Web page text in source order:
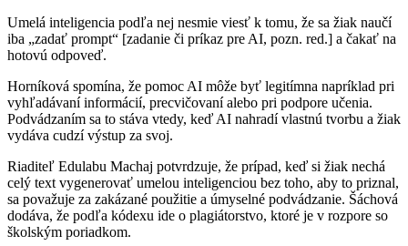
Umelá inteligencia podľa nej nesmie viesť k tomu, že sa žiak naučí
iba „zadať prompt“ [zadanie či príkaz pre AI, pozn. red.] a čakať na
hotovú odpoveď.
Horníková spomína, že pomoc AI môže byť legitímna napríklad pri
vyhľadávaní informácií, precvičovaní alebo pri podpore učenia.
Podvádzaním sa to stáva vtedy, keď AI nahradí vlastnú tvorbu a žiak
vydáva cudzí výstup za svoj.
Riaditeľ Edulabu Machaj potvrdzuje, že prípad, keď si žiak nechá
celý text vygenerovať umelou inteligenciou bez toho, aby to priznal,
sa považuje za zakázané použitie a úmyselné podvádzanie. Šáchová
dodáva, že podľa kódexu ide o plagiátorstvo, ktoré je v rozpore so
školským poriadkom.